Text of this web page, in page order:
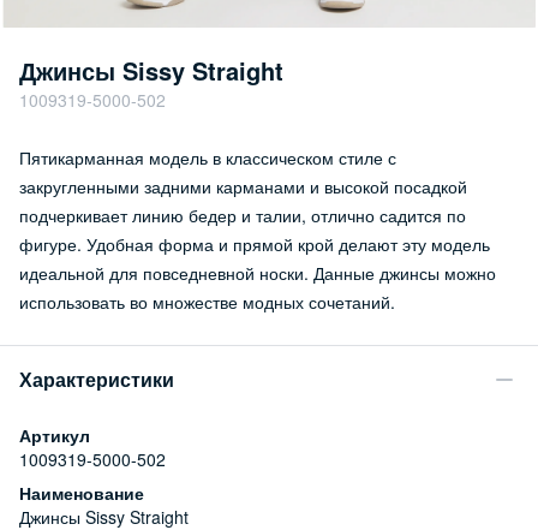
Джинсы Sissy Straight
1009319-5000-502
Пятикарманная модель в классическом стиле с
закругленными задними карманами и высокой посадкой
подчеркивает линию бедер и талии, отлично садится по
фигуре. Удобная форма и прямой крой делают эту модель
идеальной для повседневной носки. Данные джинсы можно
использовать во множестве модных сочетаний.
Характеристики
Артикул
1009319-5000-502
Наименование
Джинсы Sissy Straight